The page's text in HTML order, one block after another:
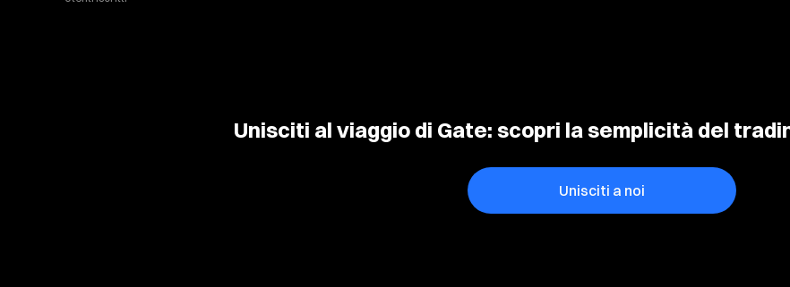
Unisciti al viaggio di Gate: scopri la semplicità del
Unisciti a noi